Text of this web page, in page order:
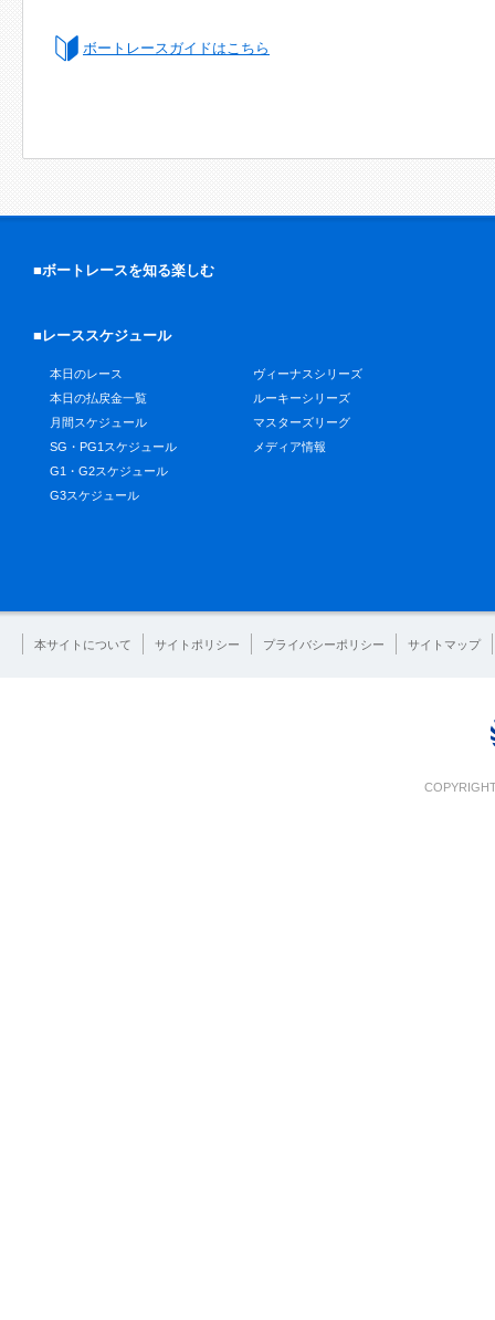
ボートレースガイドはこちら
■ボートレースを知る楽しむ
■レーススケジュール
本日のレース
本日の払戻金一覧
月間スケジュール
SG・PG1スケジュール
G1・G2スケジュール
G3スケジュール
ヴィーナスシリーズ
ルーキーシリーズ
マスターズリーグ
メディア情報
本サイトについて サイトポリシー プライバシーポリシー サイトマップ